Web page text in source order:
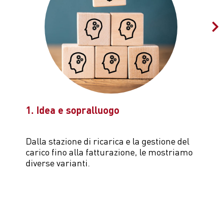
Produttore
EVTEC
Modello
coretto&bricco
fino a 384 kW
fino a 8 metri
Produttore
EVTEC
Modello
ristretto&charge
Potenza
320 a 384 kW
2 x DC, possibilità
opzionale di cavo AC
1. Idea e sopralluogo
Dalla stazione di ricarica e la gestione del
carico fino alla fatturazione, le mostriamo
diverse varianti.